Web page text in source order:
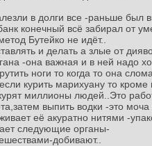
в долги все -раньше был
конечный всё забирал от
Бутейко не идёт..
и делать а злые от
-она важная и в ней надо
ноги то когда то она
курить марихуану то
миллионы людей..Это
выпить водки -это моча
её акуратно нитями -
следующие органы-
добивают..